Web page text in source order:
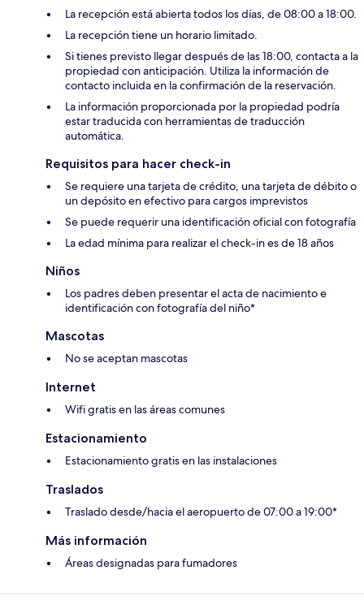
La recepción está abierta todos los días, de 08:00 a 18:00.
La recepción tiene un horario limitado.
Si tienes previsto llegar después de las 18:00, contacta a la
propiedad con anticipación. Utiliza la información de
contacto incluida en la confirmación de la reservación.
La información proporcionada por la propiedad podría
estar traducida con herramientas de traducción
automática.
Requisitos para hacer check-in
Se requiere una tarjeta de crédito, una tarjeta de débito o
un depósito en efectivo para cargos imprevistos
Se puede requerir una identificación oficial con fotografía
La edad mínima para realizar el check-in es de 18 años
Niños
Los padres deben presentar el acta de nacimiento e
identificación con fotografía del niño*
Mascotas
No se aceptan mascotas
Internet
Wifi gratis en las áreas comunes
Estacionamiento
Estacionamiento gratis en las instalaciones
Traslados
Traslado desde/hacia el aeropuerto de 07:00 a 19:00*
Más información
Áreas designadas para fumadores